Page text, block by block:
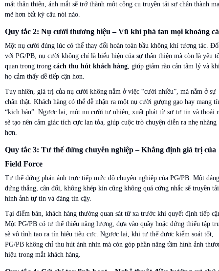
mặt thân thiện, ánh mắt sẽ trở thành một công cụ truyền tải sự chân thành
mẽ hơn bất kỳ câu nói nào.
Quy tắc 2: Nụ cười thương hiệu – Vũ khí phá tan mọi khoảng
Một nụ cười đúng lúc có thể thay đổi hoàn toàn bầu không khí tương tác.
với PG/PB, nụ cười không chỉ là biểu hiện của sự thân thiện mà còn là yếu
quan trọng trong cách thu hút khách hàng, giúp giảm rào cản tâm lý và
họ cảm thấy dễ tiếp cận hơn.
Tuy nhiên, giá trị của nụ cười không nằm ở việc “cười nhiều”, mà nằm ở sự
chân thật. Khách hàng có thể dễ nhận ra một nụ cười gượng gạo hay mang
“kịch bản”. Ngược lại, một nụ cười tự nhiên, xuất phát từ sự tự tin và thoải
sẽ tạo nên cảm giác tích cực lan tỏa, giúp cuộc trò chuyện diễn ra nhẹ nhàng
hơn.
Quy tắc 3: Tư thế đứng chuyên nghiệp – Khẳng định giá trị của
Field Force
Tư thế đứng phản ánh trực tiếp mức độ chuyên nghiệp của PG/PB. Một dáng
đứng thẳng, cân đối, không khép kín cũng không quá cứng nhắc sẽ truyền tải
hình ảnh tự tin và đáng tin cậy.
Tại điểm bán, khách hàng thường quan sát từ xa trước khi quyết định tiếp
Một PG/PB có tư thế thiếu năng lượng, dựa vào quầy hoặc đứng thiếu tập
sẽ vô tình tạo ra tín hiệu tiêu cực. Ngược lại, khi tư thế được kiểm soát tốt,
PG/PB không chỉ thu hút ánh nhìn mà còn góp phần nâng tầm hình ảnh
hiệu trong mắt khách hàng.